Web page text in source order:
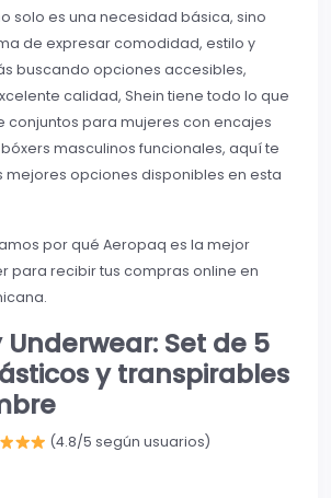
solo es una necesidad básica, sino
de expresar comodidad, estilo y
buscando opciones accesibles,
calidad, Shein tiene todo lo que
conjuntos para mujeres con encajes
masculinos funcionales, aquí te
mejores opciones disponibles en esta
por qué Aeropaq es la mejor
para recibir tus compras online en
Set de 5
y transpirables
(4.8/5 según usuarios)